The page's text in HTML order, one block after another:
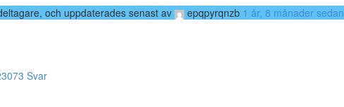
och uppdaterades senast av
epqpyrqnzb 1 år, 8 månader sedan
Svar